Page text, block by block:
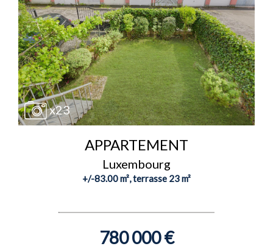
x23
APPARTEMENT
Luxembourg
+/-83.00 m², terrasse 23 m²
780 000 €